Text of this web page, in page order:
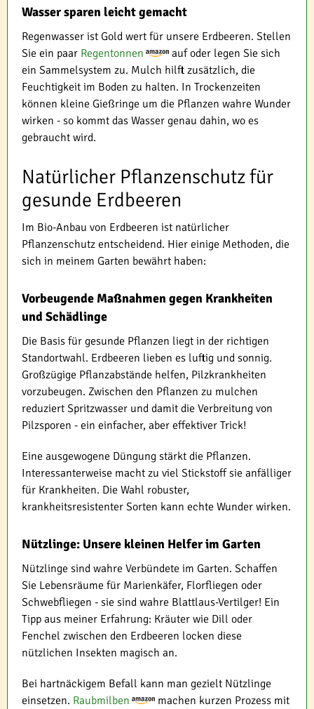
Wasser sparen leicht gemacht
Regenwasser ist Gold wert für unsere Erdbeeren. Stellen
Sie ein paar Regentonnen
auf oder legen Sie sich
ein Sammelsystem zu. Mulch hilft zusätzlich, die
Feuchtigkeit im Boden zu halten. In Trockenzeiten
können kleine Gießringe um die Pflanzen wahre Wunder
wirken - so kommt das Wasser genau dahin, wo es
gebraucht wird.
Natürlicher Pflanzenschutz für
gesunde Erdbeeren
Im Bio-Anbau von Erdbeeren ist natürlicher
Pflanzenschutz entscheidend. Hier einige Methoden, die
sich in meinem Garten bewährt haben:
Vorbeugende Maßnahmen gegen Krankheiten
und Schädlinge
Die Basis für gesunde Pflanzen liegt in der richtigen
Standortwahl. Erdbeeren lieben es luftig und sonnig.
Großzügige Pflanzabstände helfen, Pilzkrankheiten
vorzubeugen. Zwischen den Pflanzen zu mulchen
reduziert Spritzwasser und damit die Verbreitung von
Pilzsporen - ein einfacher, aber effektiver Trick!
Eine ausgewogene Düngung stärkt die Pflanzen.
Interessanterweise macht zu viel Stickstoff sie anfälliger
für Krankheiten. Die Wahl robuster,
krankheitsresistenter Sorten kann echte Wunder wirken.
Nützlinge: Unsere kleinen Helfer im Garten
Nützlinge sind wahre Verbündete im Garten. Schaffen
Sie Lebensräume für Marienkäfer, Florfliegen oder
Schwebfliegen - sie sind wahre Blattlaus-Vertilger! Ein
Tipp aus meiner Erfahrung: Kräuter wie Dill oder
Fenchel zwischen den Erdbeeren locken diese
nützlichen Insekten magisch an.
Bei hartnäckigem Befall kann man gezielt Nützlinge
einsetzen. Raubmilben
machen kurzen Prozess mit